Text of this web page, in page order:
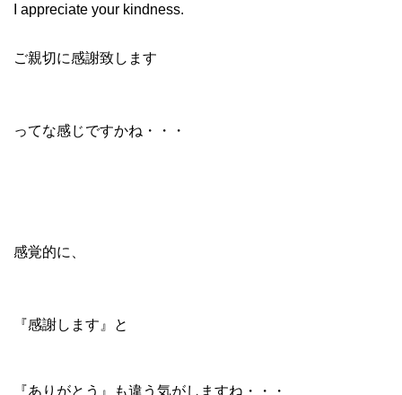
I appreciate your kindness.
ご親切に感謝致します
ってな感じですかね・・・
感覚的に、
『感謝します』と
『ありがとう』も違う気がしますね・・・